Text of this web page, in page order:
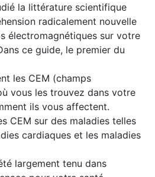
la littérature scientifique
radicalement nouvelle
électromagnétiques sur votre
ce guide, le premier du
les CEM (champs
vous les trouvez dans votre
ils vous affectent.
CEM sur des maladies telles
cardiaques et les maladies
largement tenu dans